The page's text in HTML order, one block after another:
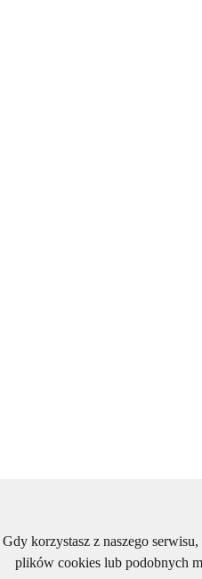
Gdy korzystasz z naszego
plików cookies lub podobnych